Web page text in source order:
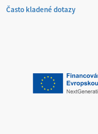
Často kladené dotazy